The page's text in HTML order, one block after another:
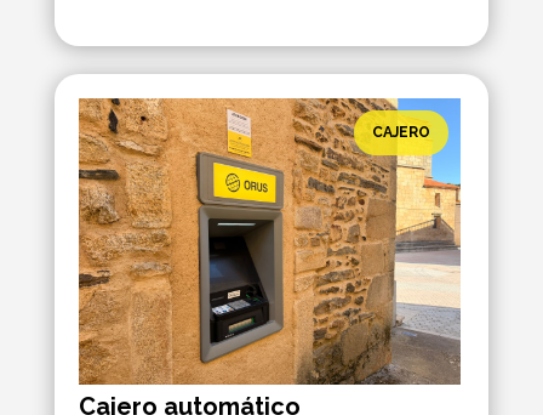
Cajero automático
CAJERO